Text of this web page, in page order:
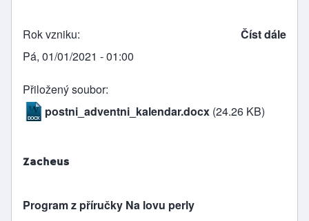
Číst dále
Rok vzniku
Pá, 01/01/2021 - 01:00
Přiložený soubor
postni_adventni_kalendar.docx (24.26 KB)
Zacheus
Program z příručky Na lovu perly